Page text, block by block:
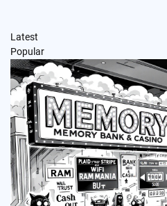
Latest
Popular